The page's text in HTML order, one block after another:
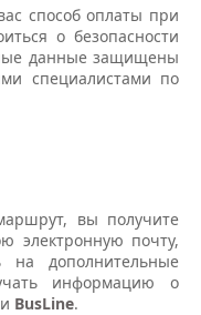
способ оплаты при
о безопасности
данные защищены
специалистами по
вы получите
электронную почту,
на дополнительные
информацию о
BusLine.